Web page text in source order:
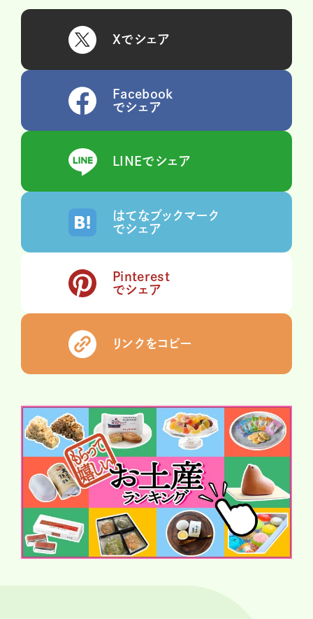
Xでシェア
Facebook
でシェア
LINEでシェア
はてなブックマーク
でシェア
Pinterest
でシェア
リンクをコピー